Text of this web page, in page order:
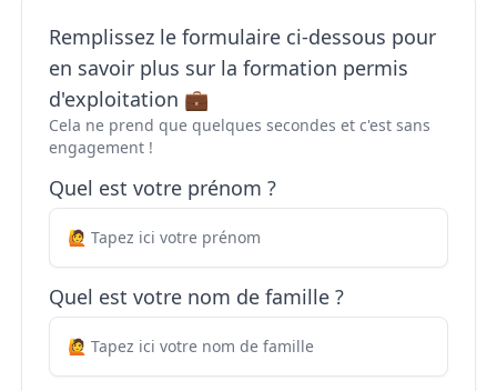
Remplissez le formulaire ci-dessous pour
en savoir plus sur la formation permis
d'exploitation 💼
Cela ne prend que quelques secondes et c'est sans
engagement !
Quel est votre prénom ?
Quel est votre nom de famille ?